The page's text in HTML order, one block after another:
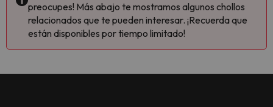
preocupes! Más abajo te mostramos algunos chollos
relacionados que te pueden interesar. ¡Recuerda que
están disponibles por tiempo limitado!